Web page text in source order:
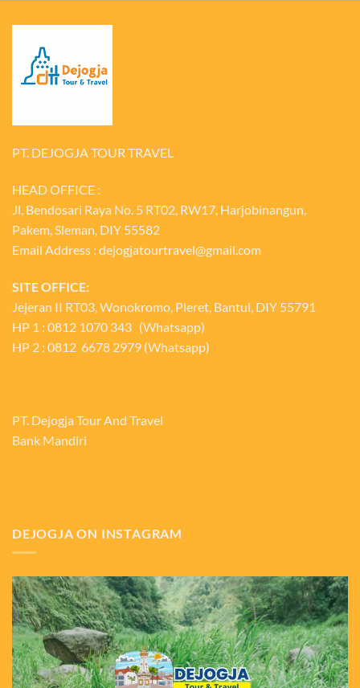
PT. DEJOGJA TOUR TRAVEL
HEAD OFFICE :
Jl, Bendosari Raya No. 5 RT02, RW17, Harjobinangun,
Pakem, Sleman, DIY 55582
Email Address : dejogjatourtravel@gmail.com
SITE OFFICE:
Jejeran II RT03, Wonokromo, Pleret, Bantul, DIY 55791
HP 1 : 0812 1070 343 (Whatsapp)
HP 2 : 0812 6678 2979 (Whatsapp)
PT. Dejogja Tour And Travel
Bank Mandiri
DEJOGJA ON INSTAGRAM